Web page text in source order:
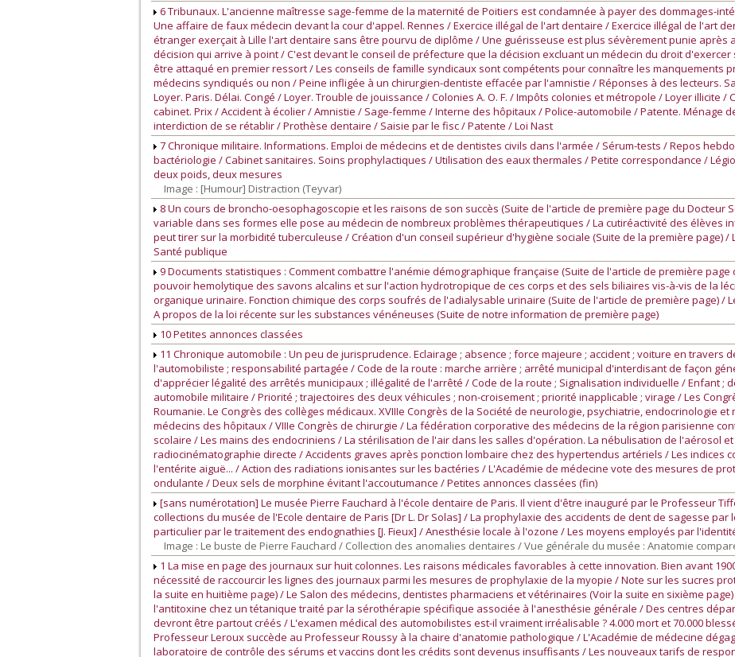
6 Tribunaux. L'ancienne maîtresse sage-femme de la maternité de Poitiers est condamnée à payer des dommages-
Une affaire de faux médecin devant la cour d'appel. Rennes / Exercice illégal de l'art dentaire / Exercice illégal de l'art
étranger exerçait à Lille l'art dentaire sans être pourvu de diplôme / Une guérisseuse est plus sévèrement punie après
décision qui arrive à point / C'est devant le conseil de préfecture que la décision excluant un médecin du droit
être attaqué en premier ressort / Les conseils de famille syndicaux sont compétents pour connaître les manquements
médecins syndiqués ou non / Peine infligée à un chirurgien-dentiste effacée par l'amnistie / Réponses à des lecteurs.
Loyer. Paris. Délai. Congé / Loyer. Trouble de jouissance / Colonies A. O. F. / Impôts colonies et métropole / Loyer illicite /
cabinet. Prix / Accident à écolier / Amnistie / Sage-femme / Interne des hôpitaux / Police-automobile / Patente. Ménage
interdiction de se rétablir / Prothèse dentaire / Saisie par le fisc / Patente / Loi Nast
7 Chronique militaire. Informations. Emploi de médecins et de dentistes civils dans l'armée / Sérum-tests / Repos
bactériologie / Cabinet sanitaires. Soins prophylactiques / Utilisation des eaux thermales / Petite correspondance /
deux poids, deux mesures
Image : [Humour] Distraction (Teyvar)
8 Un cours de broncho-oesophagoscopie et les raisons de son succès (Suite de l'article de première page du Docteur
variable dans ses formes elle pose au médecin de nombreux problèmes thérapeutiques / La cutiréactivité des élèves
peut tirer sur la morbidité tuberculeuse / Création d'un conseil supérieur d'hygiène sociale (Suite de la première page) /
Santé publique
9 Documents statistiques : Comment combattre l'anémie démographique française (Suite de l'article de première page
pouvoir hemolytique des savons alcalins et sur l'action hydrotropique de ces corps et des sels biliaires vis-à-vis de la
organique urinaire. Fonction chimique des corps soufrés de l'adialysable urinaire (Suite de l'article de première page) /
A propos de la loi récente sur les substances vénéneuses (Suite de notre information de première page)
10 Petites annonces classées
11 Chronique automobile : Un peu de jurisprudence. Eclairage ; absence ; force majeure ; accident ; voiture en travers
l'automobiliste ; responsabilité partagée / Code de la route : marche arrière ; arrêté municipal d'interdisant de façon
d'apprécier légalité des arrêtés municipaux ; illégalité de l'arrêté / Code de la route ; Signalisation individuelle / Enfant ;
automobile militaire / Priorité ; trajectoires des deux véhicules ; non-croisement ; priorité inapplicable ; virage / Les
Roumanie. Le Congrès des collèges médicaux. XVIIIe Congrès de la Société de neurologie, psychiatrie, endocrinologie
médecins des hôpitaux / VIIIe Congrès de chirurgie / La fédération corporative des médecins de la région parisienne
scolaire / Les mains des endocriniens / La stérilisation de l'air dans les salles d'opération. La nébulisation de l'aérosol
radiocinématographie directe / Accidents graves après ponction lombaire chez des hypertendus artériels / Les indices
l'entérite aiguë... / Action des radiations ionisantes sur les bactéries / L'Académie de médecine vote des mesures de
ondulante / Deux sels de morphine évitant l'accoutumance / Petites annonces classées (fin)
[sans numérotation] Le musée Pierre Fauchard à l'école dentaire de Paris. Il vient d'être inauguré par le Professeur
collections du musée de l'Ecole dentaire de Paris [Dr L. Dr Solas] / La prophylaxie des accidents de dent de sagesse
particulier par le traitement des endognathies [J. Fieux] / Anesthésie locale à l'ozone / Les moyens employés par
Image : Le buste de Pierre Fauchard / Collection des anomalies dentaires / Vue générale du musée : Anatomie
1 La mise en page des journaux sur huit colonnes. Les raisons médicales favorables à cette innovation. Bien avant
nécessité de raccourcir les lignes des journaux parmi les mesures de prophylaxie de la myopie / Note sur les sucres
la suite en huitième page) / Le Salon des médecins, dentistes pharmaciens et vétérinaires (Voir la suite en sixième
l'antitoxine chez un tétanique traité par la sérothérapie spécifique associée à l'anesthésie générale / Des centres
devront être partout créés / L'examen médical des automobilistes est-il vraiment irréalisable ? 4.000 mort et 70.000
Professeur Leroux succède au Professeur Roussy à la chaire d'anatomie pathologique / L'Académie de médecine
laboratoire de contrôle des sérums et vaccins dont les crédits sont devenus insuffisants / Les nouveaux tarifs de